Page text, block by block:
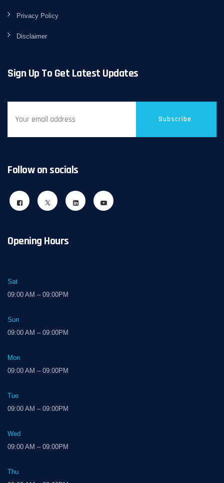
Privacy Policy
Disclaimer
Sign Up To Get Latest Updates
Subscribe
Follow on socials
Opening Hours
Sat
09:00 AM – 09:00PM
Sun
09:00 AM – 09:00PM
Mon
09:00 AM – 09:00PM
Tue
09:00 AM – 09:00PM
Wed
09:00 AM – 09:00PM
Thu